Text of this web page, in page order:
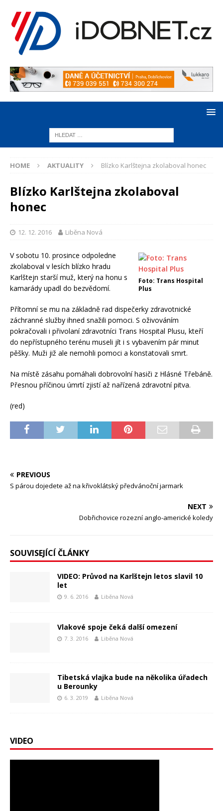
HOME AKTUALITY Blízko Karlštejna zkolaboval honec
Blízko Karlštejna zkolaboval
honec
12. 12. 2016 Liběna Nová
Foto: Trans Hospital
Plus
V sobotu 10. prosince odpoledne
zkolaboval v lesích blízko hradu
Karlštejn starší muž, který na honu s
kamarády upadl do bezvědomí.
Přítomní se mu na základně rad dispečerky zdravotnické
záchranné služby ihned snažili pomoci. S oživováním
pokračovali i přivolaní zdravotníci Trans Hospital Plusu, kteří
do nepřístupného terénu museli jít i s vybavením pár minut
pěšky. Muži již ale nemohli pomoci a konstatovali smrt.
Na místě zásahu pomáhali dobrovolní hasiči z Hlásné Třebáně.
Přesnou příčinou úmrtí zjistí až nařízená zdravotní pitva.
(red)
PREVIOUS
S párou dojedete až na křivoklátský předvánoční jarmark
NEXT
Dobřichovice rozezní anglo-americké koledy
SOUVISEJÍCÍ ČLÁNKY
VIDEO: Průvod na Karlštejn letos slavil 10
let
9. 6. 2016 Liběna Nová
Vlakové spoje čeká další omezení
7. 3. 2016 Liběna Nová
Tibetská vlajka bude na několika úřadech
u Berounky
6. 3. 2019 Liběna Nová
VIDEO